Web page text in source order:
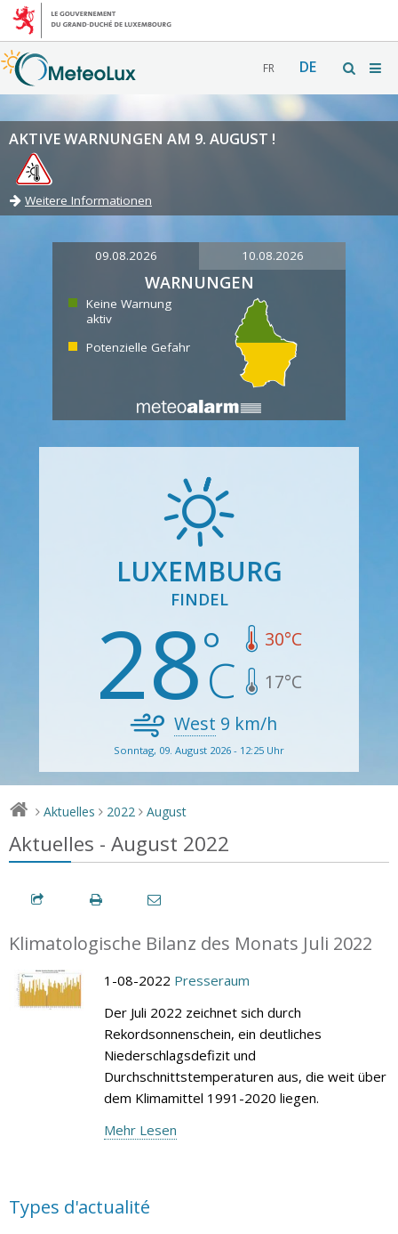
FR DE
AKTIVE WARNUNGEN AM 9. AUGUST !
Weitere Informationen
09.08.2026 10.08.2026
WARNUNGEN
Keine Warnung
aktiv
Potenzielle Gefahr
LUXEMBURG
FINDEL
28 30°C
17°C
West 9 km/h
Sonntag, 09. August 2026 - 12:25 Uhr
> Aktuelles > 2022 > August
Aktuelles - August 2022
Klimatologische Bilanz des Monats Juli 2022
1-08-2022 Presseraum
Der Juli 2022 zeichnet sich durch
Rekordsonnenschein, ein deutliches
Niederschlagsdefizit und
Durchschnittstemperaturen aus, die weit über
dem Klimamittel 1991-2020 liegen.
Mehr Lesen
Types d'actualité